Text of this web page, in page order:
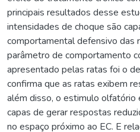
principais resultados desse
intensidades de choque são
comportamental defensivo das
parâmetro de comportamento
apresentado pelas ratas foi o
confirma que as ratas exibem
além disso, o estimulo
capas de gerar respostas
no espaço próximo ao EC. E